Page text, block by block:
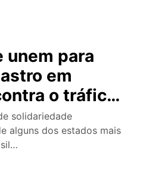
unem para
em
o tráfico
solidariedade
alguns dos estados mais